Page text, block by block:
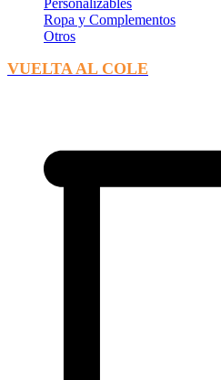
Personalizables
Ropa y Complementos
Otros
VUELTA AL COLE